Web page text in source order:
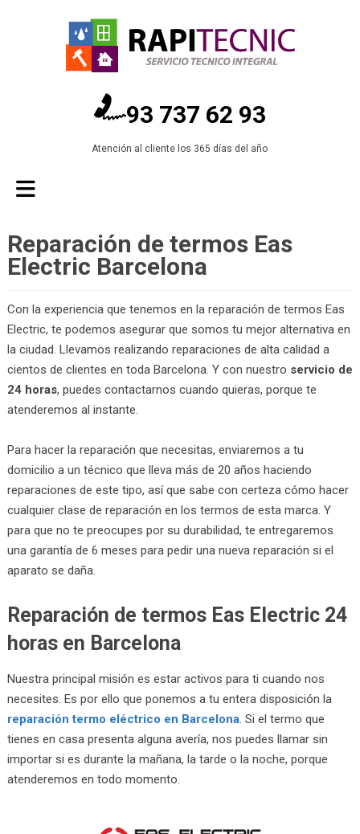
93 737 62 93
Atención al cliente los 365 días del año
Reparación de termos Eas
Electric Barcelona
Con la experiencia que tenemos en la reparación de termos Eas
Electric, te podemos asegurar que somos tu mejor alternativa en
la ciudad. Llevamos realizando reparaciones de alta calidad a
cientos de clientes en toda Barcelona. Y con nuestro servicio de
24 horas, puedes contactarnos cuando quieras, porque te
atenderemos al instante.
Para hacer la reparación que necesitas, enviaremos a tu
domicilio a un técnico que lleva más de 20 años haciendo
reparaciones de este tipo, así que sabe con certeza cómo hacer
cualquier clase de reparación en los termos de esta marca. Y
para que no te preocupes por su durabilidad, te entregaremos
una garantía de 6 meses para pedir una nueva reparación si el
aparato se daña.
Reparación de termos Eas Electric 24
horas en Barcelona
Nuestra principal misión es estar activos para ti cuando nos
necesites. Es por ello que ponemos a tu entera disposición la
reparación termo eléctrico en Barcelona. Si el termo que
tienes en casa presenta alguna avería, nos puedes llamar sin
importar si es durante la mañana, la tarde o la noche, porque
atenderemos en todo momento.